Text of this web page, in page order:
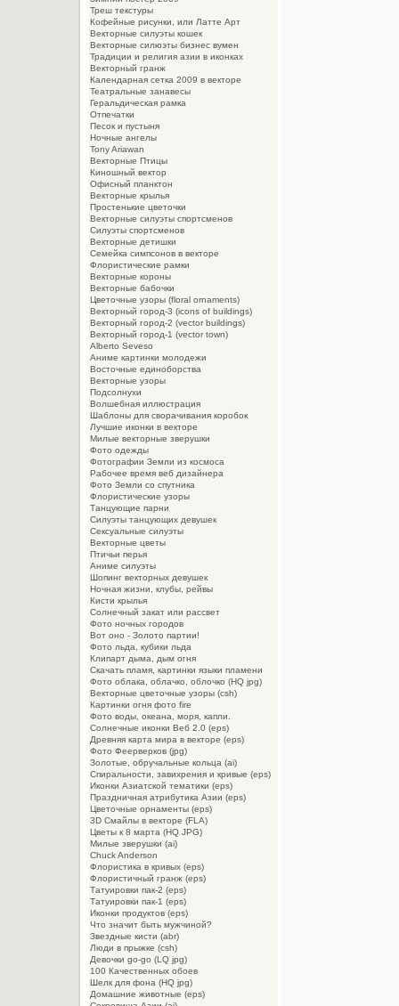
Треш текстуры
Кофейные рисунки, или Латте Арт
Векторные силуэты кошек
Векторные силюэты бизнес вумен
Традиции и религия азии в иконках
Векторный гранж
Календарная сетка 2009 в векторе
Театральные занавесы
Геральдическая рамка
Отпечатки
Песок и пустыня
Ночные ангелы
Tony Ariawan
Векторные Птицы
Киношный вектор
Офисный планктон
Векторные крылья
Простенькие цветочки
Векторные силуэты спортсменов
Силуэты спортсменов
Векторные детишки
Семейка симпсонов в векторе
Флористические рамки
Векторные короны
Векторные бабочки
Цветочные узоры (floral ornaments)
Векторный город-3 (icons of buildings)
Векторный город-2 (vector buildings)
Векторный город-1 (vector town)
Alberto Seveso
Aниме картинки молодежи
Восточные единоборства
Векторные узоры
Подсолнухи
Волшебная иллюстрация
Шаблоны для сворачивания коробок
Лучшие иконки в векторе
Милые векторные зверушки
Фото одежды
Фотографии Земли из космоса
Рабочее время веб дизайнера
Фото Земли со спутника
Флористические узоры
Танцующие парни
Силуэты танцующих девушек
Сексуальные силуэты
Векторные цветы
Птичьи перья
Аниме силуэты
Шопинг векторных девушек
Ночная жизни, клубы, рейвы
Кисти крылья
Солнечный закат или рассвет
Фото ночных городов
Вот оно - Золото партии!
Фото льда, кубики льда
Клипарт дыма, дым огня
Cкачать пламя, картинки языки пламени
Фото облака, облачко, облочко (HQ jpg)
Векторные цветочные узоры (csh)
Картинки огня фото fire
Фото воды, океана, моря, капли.
Солнечные иконки Веб 2.0 (eps)
Древняя карта мира в векторе (eps)
Фото Феерверков (jpg)
Золотые, обручальные кольца (ai)
Спиральности, завихрения и кривые (eps)
Иконки Азиатской тематики (eps)
Праздничная атрибутика Азии (eps)
Цветочные орнаменты (eps)
3D Смайлы в векторе (FLA)
Цветы к 8 марта (HQ JPG)
Милые зверушки (ai)
Chuck Anderson
Флористика в кривых (eps)
Флористичный гранж (eps)
Татуировки пак-2 (eps)
Татуировки пак-1 (eps)
Иконки продуктов (eps)
Что значит быть мужчиной?
Звездные кисти (abr)
Люди в прыжке (csh)
Девочки go-go (LQ jpg)
100 Качественных обоев
Шелк для фона (HQ jpg)
Домашние животные (eps)